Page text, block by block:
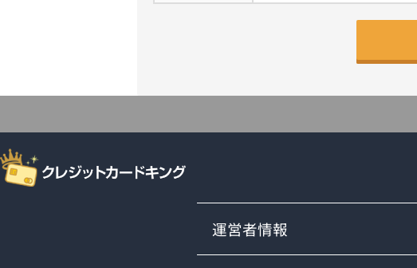
運営者情報